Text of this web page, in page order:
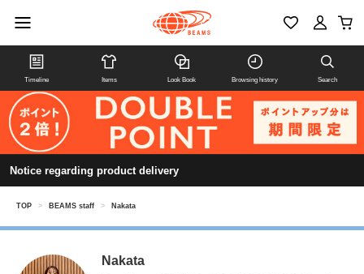
Timeline Items Look Book Browsing history Search
Notice regarding product delivery
TOP > BEAMS staff > Nakata
Nakata